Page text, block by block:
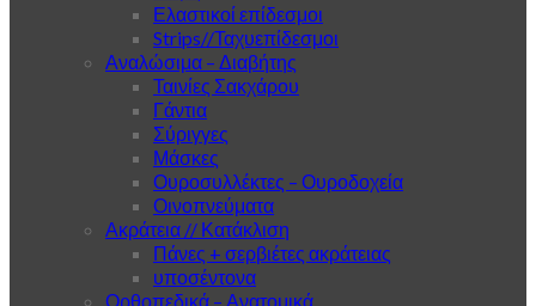
Ελαστικοί επίδεσμοι
Strips//Ταχυεπίδεσμοι
Αναλώσιμα – Διαβήτης
Ταινίες Σακχάρου
Γάντια
Σύριγγες
Μάσκες
Ουροσυλλέκτες – Ουροδοχεία
Οινοπνεύματα
Ακράτεια // Κατάκλιση
Πάνες + σερβιέτες ακράτειας
υποσέντονα
Ορθοπεδικά – Ανατομικά